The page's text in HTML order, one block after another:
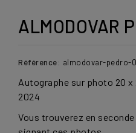
ALMODOVAR
Référence: almodovar-pedro-
Autographe sur photo 20 x
2024
Vous trouverez en